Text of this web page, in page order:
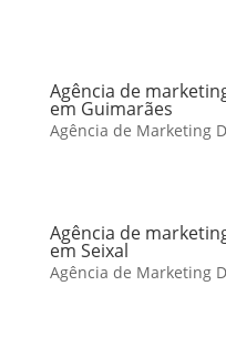
Agência de
em Guimarães
Agência de Marketing
Agência de
em Seixal
Agência de Marketing